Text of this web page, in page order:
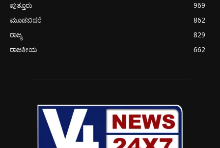
ಪುತ್ತೂರು
969
ಮೂಡಬಿದರೆ
862
ರಾಜ್ಯ
829
ರಾಜಕೀಯ
662